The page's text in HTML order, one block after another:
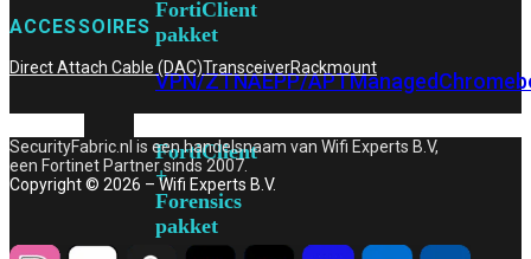
FortiClient
pakket
VPN/ZTNAEPP/APTManaged
FortiClient
+
Forensics
pakket
ACCESSOIRES
Direct Attach Cable (DAC)TransceiverRackmount
SecurityFabric.nl is een handelsnaam van Wifi Experts B.V,
een Fortinet Partner sinds 2007.
Copyright © 2026 – Wifi Experts B.V.